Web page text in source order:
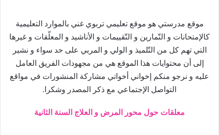
موقع مدرستي هو موقع تعليمي تربوي غني بالموارد التعليمية
كالإمتحانات و التّمارين و التّقييمات و الأناشيد و المعلّقات و غيرها
التي تهم كل من التّلميذ و الولي و المربي على حد سواء و نشير
إلى أن محتوايات هذا الموقع هي من مجهودات الفريق العامل
عليه و نرجو منكم إخواني أخواتي مشاركة المنشورات في مواقع
التواصل الإجتماعي مع ذكر المصدر وشكرا.
معلقات حول محور المرض و العلاج السنة الثانية